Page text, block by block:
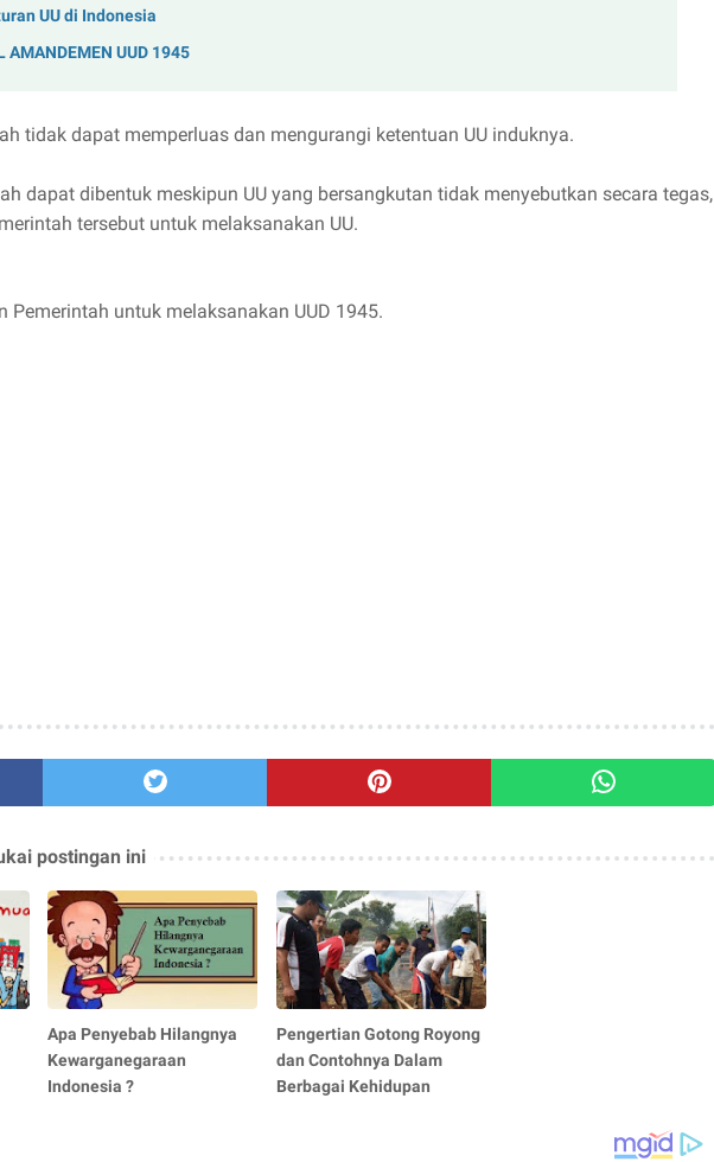
UU di Indonesia
AMANDEMEN UUD 1945
tidak dapat memperluas dan mengurangi ketentuan UU induknya.
dapat dibentuk meskipun UU yang bersangkutan tidak menyebutkan secara tegas,
tersebut untuk melaksanakan UU.
Pemerintah untuk melaksanakan UUD 1945.
postingan ini
Apa Penyebab Hilangnya
Kewarganegaraan
Indonesia ?
Pengertian Gotong Royong
dan Contohnya Dalam
Berbagai Kehidupan